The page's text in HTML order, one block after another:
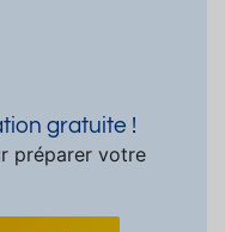
gratuite !
préparer votre